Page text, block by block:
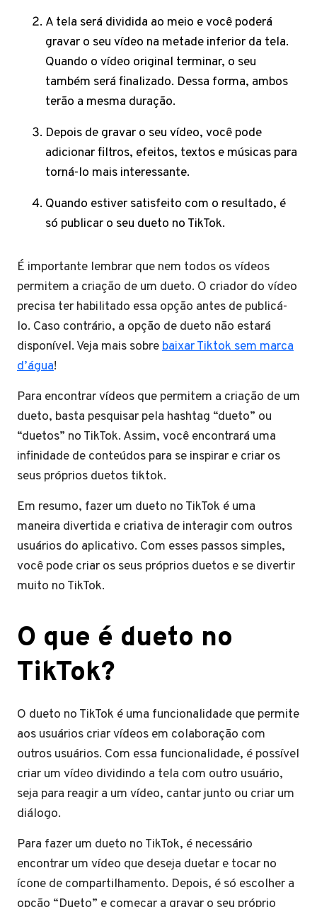
A tela será dividida ao meio e você poderá
gravar o seu vídeo na metade inferior da tela.
Quando o vídeo original terminar, o seu
também será finalizado. Dessa forma, ambos
terão a mesma duração.
Depois de gravar o seu vídeo, você pode
adicionar filtros, efeitos, textos e músicas para
torná-lo mais interessante.
Quando estiver satisfeito com o resultado, é
só publicar o seu dueto no TikTok.
É importante lembrar que nem todos os vídeos
permitem a criação de um dueto. O criador do vídeo
precisa ter habilitado essa opção antes de publicá-
lo. Caso contrário, a opção de dueto não estará
disponível. Veja mais sobrebaixar Tiktok sem marca
d’água!
Para encontrar vídeos que permitem a criação de um
dueto, basta pesquisar pela hashtag “dueto” ou
“duetos” no TikTok. Assim, você encontrará uma
infinidade de conteúdos para se inspirar e criar os
seus próprios duetos tiktok.
Em resumo, fazer um dueto no TikTok é uma
maneira divertida e criativa de interagir com outros
usuários do aplicativo. Com esses passos simples,
você pode criar os seus próprios duetos e se divertir
muito no TikTok.
O que é dueto no
TikTok?
O dueto no TikTok é uma funcionalidade que permite
aos usuários criar vídeos em colaboração com
outros usuários. Com essa funcionalidade, é possível
criar um vídeo dividindo a tela com outro usuário,
seja para reagir a um vídeo, cantar junto ou criar um
diálogo.
Para fazer um dueto no TikTok, é necessário
encontrar um vídeo que deseja duetar e tocar no
ícone de compartilhamento. Depois, é só escolher a